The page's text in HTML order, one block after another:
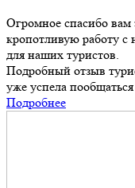
Огромное спасибо
кропотливую работу с
для наших туристов.
Подробный отзыв
уже успела
Подробнее